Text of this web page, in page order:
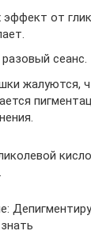
эффект от
сеанс.
жалуются,